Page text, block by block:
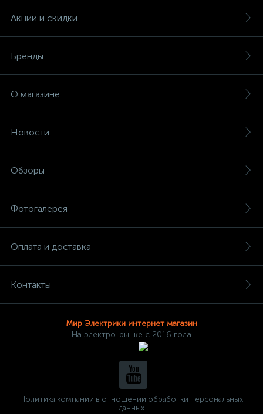
Акции и скидки
Бренды
О магазине
Новости
Обзоры
Фотогалерея
Оплата и доставка
Контакты
Мир Электрики интернет магазин
На электро-рынке с 2016 года
Политика компании в отношении обработки персональных
данных